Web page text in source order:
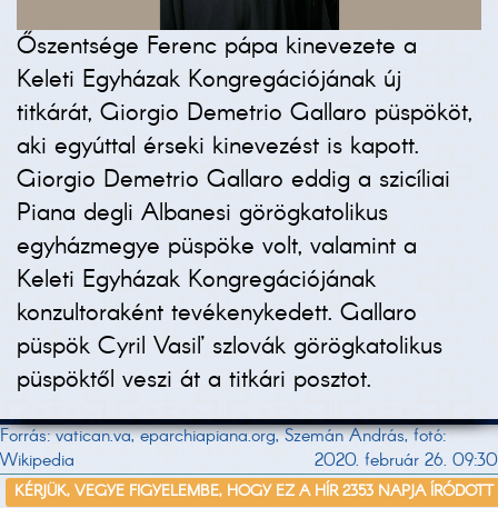
Őszentsége Ferenc pápa kinevezete a
Keleti Egyházak Kongregációjának új
titkárát, Giorgio Demetrio Gallaro püspököt,
aki egyúttal érseki kinevezést is kapott.
Giorgio Demetrio Gallaro eddig a szicíliai
Piana degli Albanesi görögkatolikus
egyházmegye püspöke volt, valamint a
Keleti Egyházak Kongregációjának
konzultoraként tevékenykedett. Gallaro
püspök Cyril Vasiľ szlovák görögkatolikus
püspöktől veszi át a titkári posztot.
Forrás: vatican.va, eparchiapiana.org, Szemán András, fotó:
Wikipedia
2020. február 26. 09:30
KÉRJÜK, VEGYE FIGYELEMBE, HOGY EZ A HÍR 2353 NAPJA ÍRÓDOTT